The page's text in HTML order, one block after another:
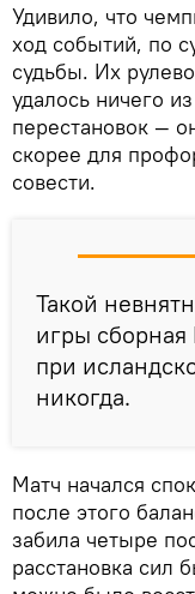
Удивило, что
ход событий, по
судьбы. Их
удалось ничего
перестановок —
скорее для
совести.
Такой
игры
при
никогда.
Матч начался
после этого
забила четыре
расстановка сил